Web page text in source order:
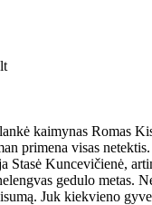
kaimynas Romas
pri­me­na vi­sas
Sta­sė Kun­ce­vi­čie­nė,
ge­du­lo
Juk kiek­vie­no